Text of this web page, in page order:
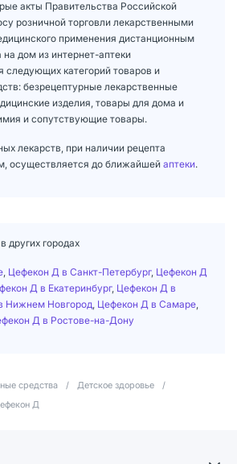
акты Правительства Российской
розничной торговли лекарственными
применения дистанционным
дом из интернет-аптеки
следующих категорий товаров и
безрецептурные лекарственные
изделия, товары для дома и
и сопутствующие товары.
лекарств, при наличии рецепта
осуществляется до ближайшей аптеки.
других городах
Цефекон Д в Санкт-Петербург, Цефекон Д
Д в Екатеринбург, Цефекон Д в
Нижнем Новгород Цефекон Д в Самаре
Д в Ростове-на-Дону
средства / Детское здоровье
/
Д